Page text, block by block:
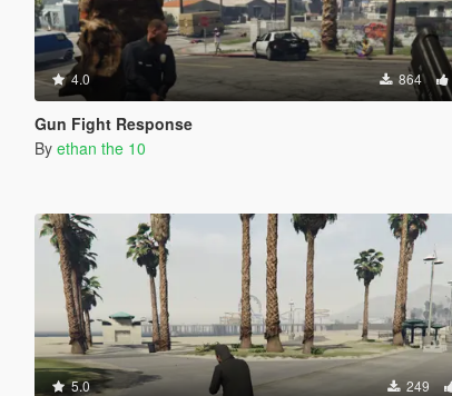
4.0 864
Gun Fight Response
By ethan the 10
5.0 249